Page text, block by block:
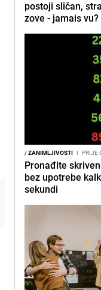
postoji sličan,
zove - jamais vu?
/ZANIMLJIVOSTI I PRIJE
Pronađite
bez upotrebe
sekundi